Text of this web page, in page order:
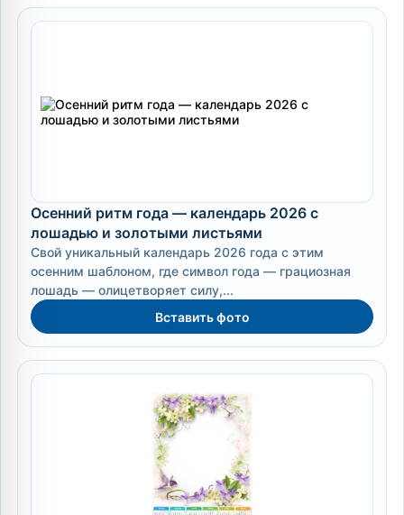
Осенний ритм года — календарь 2026 с
лошадью и золотыми листьями
Свой уникальный календарь 2026 года с этим
осенним шаблоном, где символ года — грациозная
лошадь — олицетворяет силу,...
Вставить фото